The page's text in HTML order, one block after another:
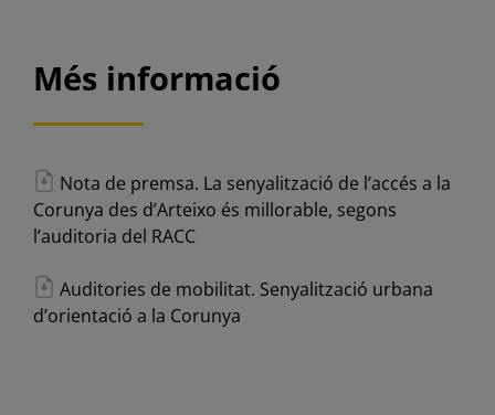
Més informació
Nota de premsa. La senyalització de l’accés a la
Corunya des d’Arteixo és millorable, segons
l’auditoria del RACC
Auditories de mobilitat. Senyalització urbana
d’orientació a la Corunya